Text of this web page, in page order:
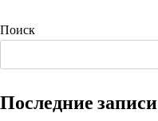
Поиск
Последние записи